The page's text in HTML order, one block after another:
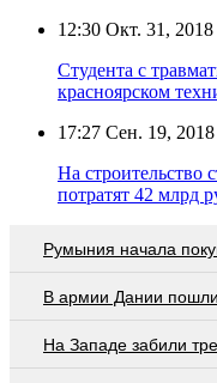
12:30 Окт. 31, 2018
Студента с
красноярском
17:27 Сен. 19, 2018
На строительство
потратят 42 млрд
Румыния начала
В армии Дании
На Западе забили